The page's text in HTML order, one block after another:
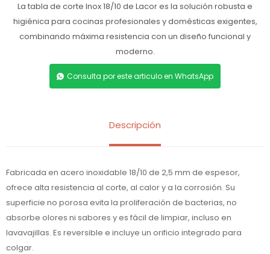
La tabla de corte Inox 18/10 de Lacor es la solución robusta e
higiénica para cocinas profesionales y domésticas exigentes,
combinando máxima resistencia con un diseño funcional y
moderno.
Consulta por este articulo en WhatsApp
Descripción
Fabricada en acero inoxidable 18/10 de 2,5 mm de espesor,
ofrece alta resistencia al corte, al calor y a la corrosión. Su
superficie no porosa evita la proliferación de bacterias, no
absorbe olores ni sabores y es fácil de limpiar, incluso en
lavavajillas. Es reversible e incluye un orificio integrado para
colgar.